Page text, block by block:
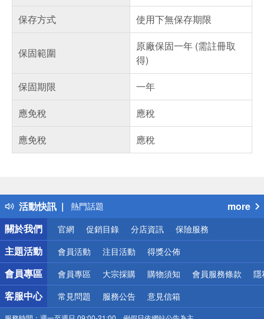
保存方式
使用下無保存期限
保固範圍
原廠保固一年 (需註冊取
得)
保固期限
一年
應免稅
應稅
應免稅
應稅
活動快訊
得獎公告
熱門話題
銀行優惠
偏遠地區配送
詐騙網頁！請小心！
more
關於我們
官網 促銷目錄 分店資訊 保險服務
主題活動 會員活動 注目活動 得獎公佈
會員專區 會員專區 大宗採購 購物須知 會員服務條款 隱
客服中心 常見問題 服務公告 意見信箱